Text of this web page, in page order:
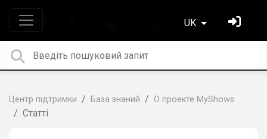
UK
Центр підтримки База знаний О проекте MyShows
Статті